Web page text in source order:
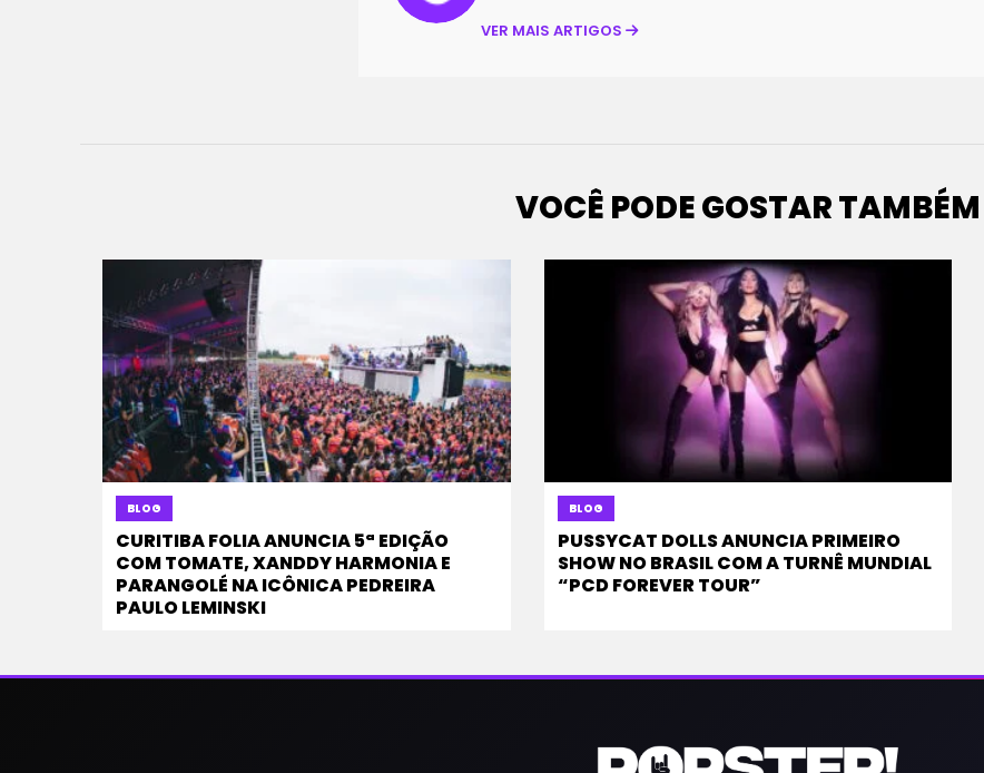
VER MAIS ARTIGOS
VOCÊ PODE GOSTAR TAMBÉM
BLOG
CURITIBA FOLIA ANUNCIA 5ª EDIÇÃO
COM TOMATE, XANDDY HARMONIA E
PARANGOLÉ NA ICÔNICA PEDREIRA
PAULO LEMINSKI
BLOG
PUSSYCAT DOLLS ANUNCIA PRIMEIRO
SHOW NO BRASIL COM A TURNÊ MUNDIAL
“PCD FOREVER TOUR”